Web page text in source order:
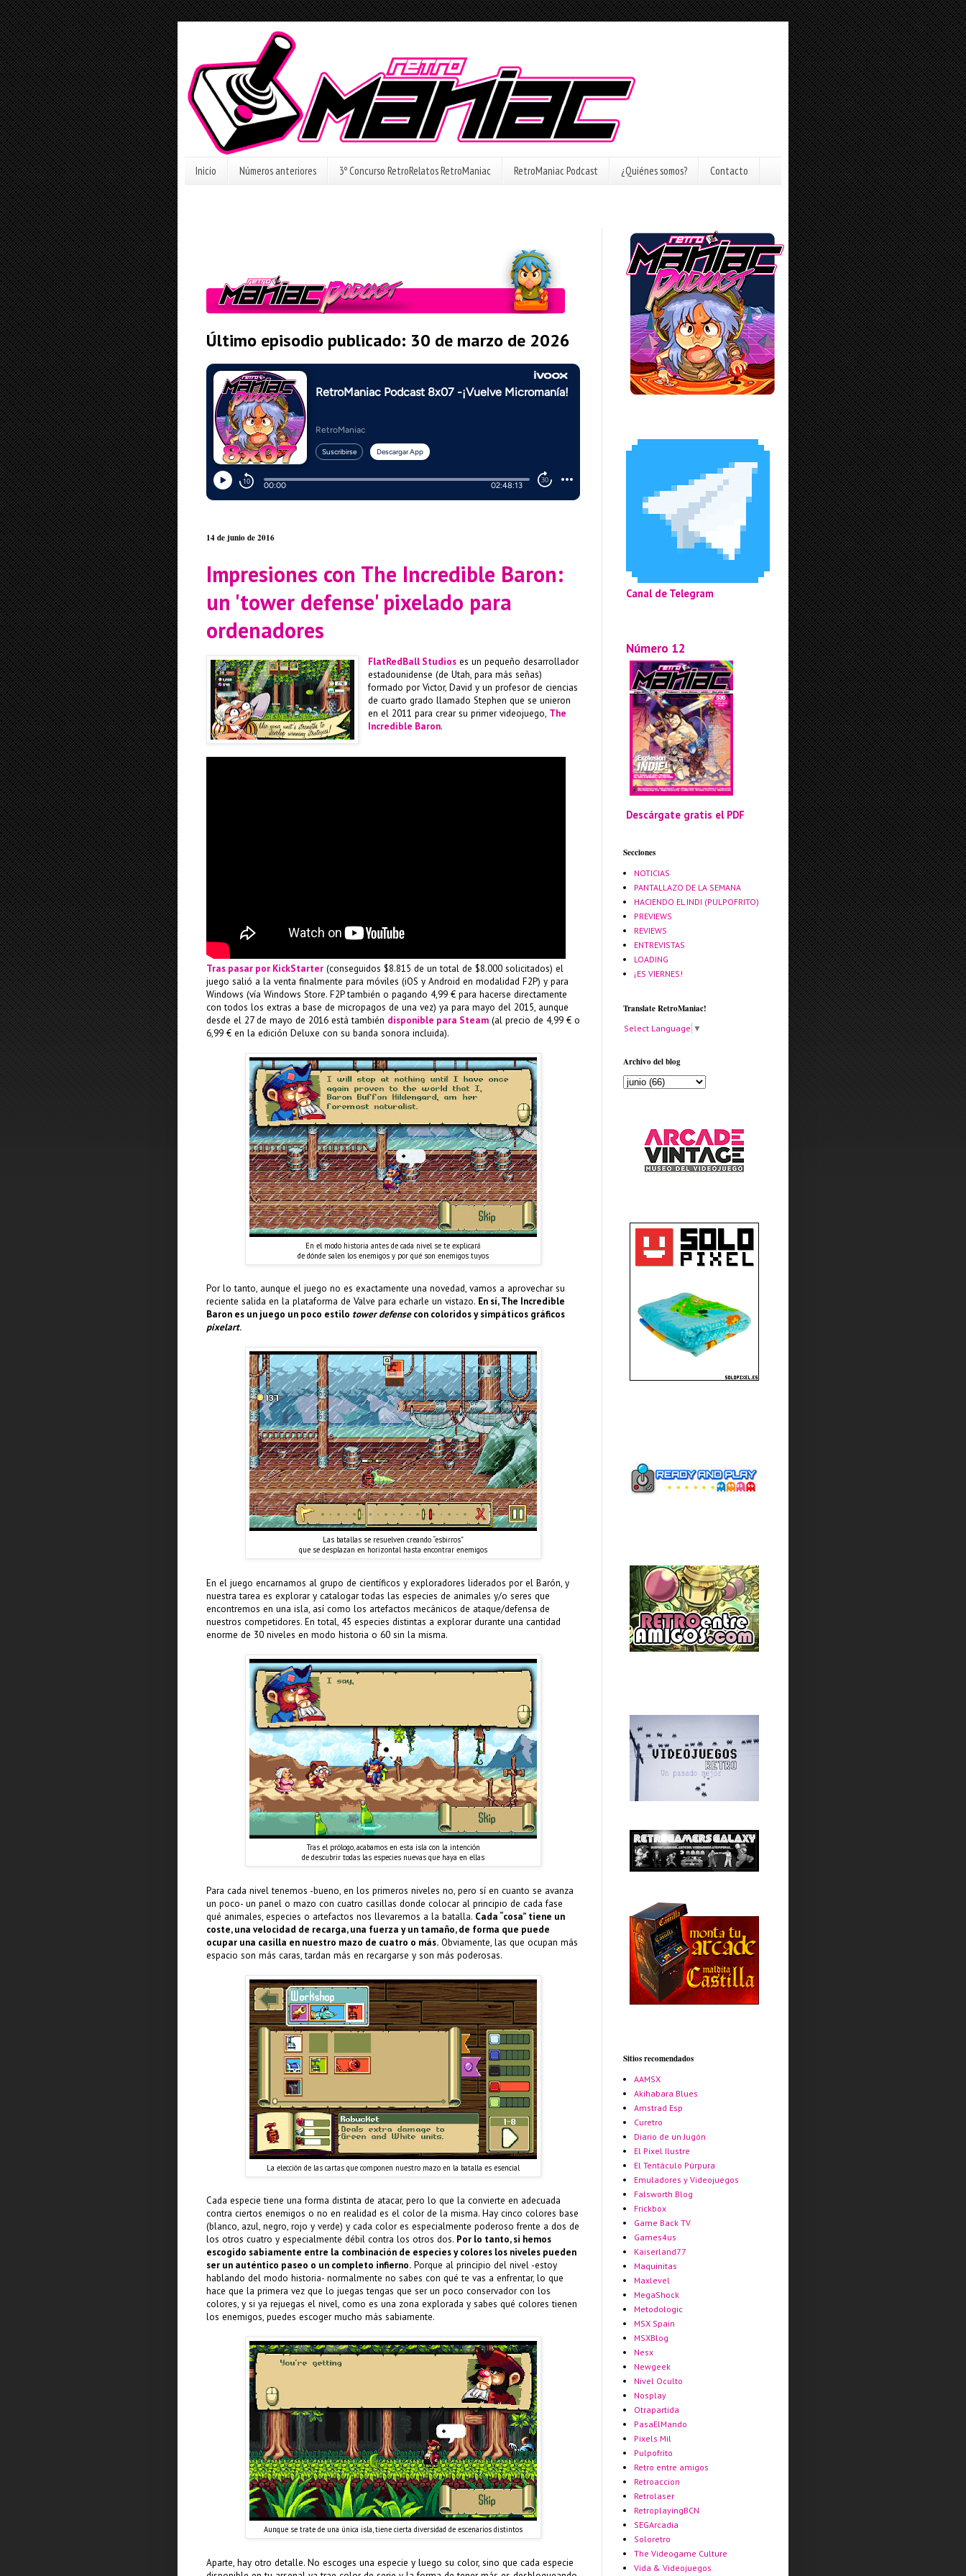
Inicio Números anteriores 3º Concurso RetroRelatos RetroManiac RetroManiac Podcast ¿Quiénes somos? Contacto
Último episodio publicado: 30 de marzo de 2026
14 de junio de 2016
Impresiones con The Incredible Baron:
un 'tower defense' pixelado para
ordenadores
FlatRedBall Studios es un pequeño desarrollador
estadounidense (de Utah, para más señas)
formado por Victor, David y un profesor de ciencias
de cuarto grado llamado Stephen que se unieron
en el 2011 para crear su primer videojuego, The
Incredible Baron.
Tras pasar por KickStarter (conseguidos $8.815 de un total de $8.000 solicitados) el
juego salió a la venta finalmente para móviles (iOS y Android en modalidad F2P) y para
Windows (vía Windows Store. F2P también o pagando 4,99 € para hacerse directamente
con todos los extras a base de micropagos de una vez) ya para mayo del 2015, aunque
desde el 27 de mayo de 2016 está también disponible para Steam (al precio de 4,99 € o
6,99 € en la edición Deluxe con su banda sonora incluida).
En el modo historia antes de cada nivel se te explicará
de dónde salen los enemigos y por qué son enemigos tuyos
Por lo tanto, aunque el juego no es exactamente una novedad, vamos a aprovechar su
reciente salida en la plataforma de Valve para echarle un vistazo. En sí, The Incredible
Baron es un juego un poco estilo tower defensecon coloridos y simpáticos gráficos
pixelart.
Las batallas se resuelven creando “esbirros”
que se desplazan en horizontal hasta encontrar enemigos
En el juego encarnamos al grupo de científicos y exploradores liderados por el Barón, y
nuestra tarea es explorar y catalogar todas las especies de animales y/o seres que
encontremos en una isla, así como los artefactos mecánicos de ataque/defensa de
nuestros competidores. En total, 45 especies distintas a explorar durante una cantidad
enorme de 30 niveles en modo historia o 60 sin la misma.
Tras el prólogo, acabamos en esta isla con la intención
de descubrir todas las especies nuevas que haya en ellas
Para cada nivel tenemos -bueno, en los primeros niveles no, pero sí en cuanto se avanza
un poco- un panel o mazo con cuatro casillas donde colocar al principio de cada fase
qué animales, especies o artefactos nos llevaremos a la batalla. Cada “cosa” tiene un
coste, una velocidad de recarga, una fuerza y un tamaño, de forma que puede
ocupar una casilla en nuestro mazo de cuatro o más. Obviamente, las que ocupan más
espacio son más caras, tardan más en recargarse y son más poderosas.
La elección de las cartas que componen nuestro mazo en la batalla es esencial
Cada especie tiene una forma distinta de atacar, pero lo que la convierte en adecuada
contra ciertos enemigos o no en realidad es el color de la misma. Hay cinco colores base
(blanco, azul, negro, rojo y verde) y cada color es especialmente poderoso frente a dos de
los otros cuatro y especialmente débil contra los otros dos. Por lo tanto, si hemos
escogido sabiamente entre la combinación de especies y colores los niveles pueden
ser un auténtico paseo o un completo infierno. Porque al principio del nivel -estoy
hablando del modo historia- normalmente no sabes con qué te vas a enfrentar, lo que
hace que la primera vez que lo juegas tengas que ser un poco conservador con los
colores, y si ya rejuegas el nivel, como es una zona explorada y sabes qué colores tienen
los enemigos, puedes escoger mucho más sabiamente.
Aunque se trate de una única isla, tiene cierta diversidad de escenarios distintos
Aparte, hay otro detalle. No escoges una especie y luego su color, sino que cada especie
Canal de Telegram
Número 12
Descárgate gratis el PDF
Secciones
NOTICIAS
PANTALLAZO DE LA SEMANA
HACIENDO EL INDI (PULPOFRITO)
PREVIEWS
REVIEWS
ENTREVISTAS
LOADING
¡ES VIERNES!
Translate RetroManiac!
Select Language ▼
Archivo del blog
Sitios recomendados
AAMSX
Akihabara Blues
Amstrad Esp
Curetro
Diario de un Jugón
El Pixel Ilustre
El Tentáculo Púrpura
Emuladores y Videojuegos
Falsworth Blog
Frickbox
Game Back TV
Games4us
Kaiserland77
Maquinitas
Maxlevel
MegaShock
Metodologic
MSX Spain
MSXBlog
Nesx
Newgeek
Nivel Oculto
Nosplay
Otrapartida
PasaElMando
Pixels Mil
Pulpofrito
Retro entre amigos
Retroaccion
Retrolaser
RetroplayingBCN
SEGArcadia
Soloretro
The Videogame Culture
Vida & Videojuegos